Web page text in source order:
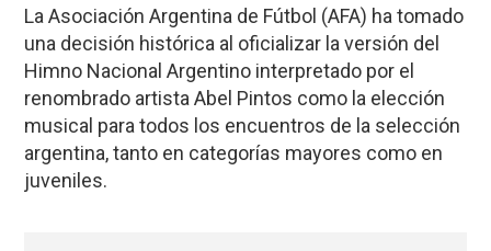
La Asociación Argentina de Fútbol (AFA) ha tomado
una decisión histórica al oficializar la versión del
Himno Nacional Argentino interpretado por el
renombrado artista Abel Pintos como la elección
musical para todos los encuentros de la selección
argentina, tanto en categorías mayores como en
juveniles.